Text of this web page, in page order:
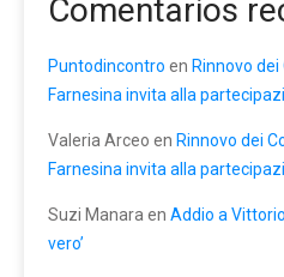
Comentarios
Puntodincontro en Rinnovo
Farnesina invita alla
Valeria Arceo en Rinnovo dei
Farnesina invita alla
Suzi Manara en Addio a
vero’